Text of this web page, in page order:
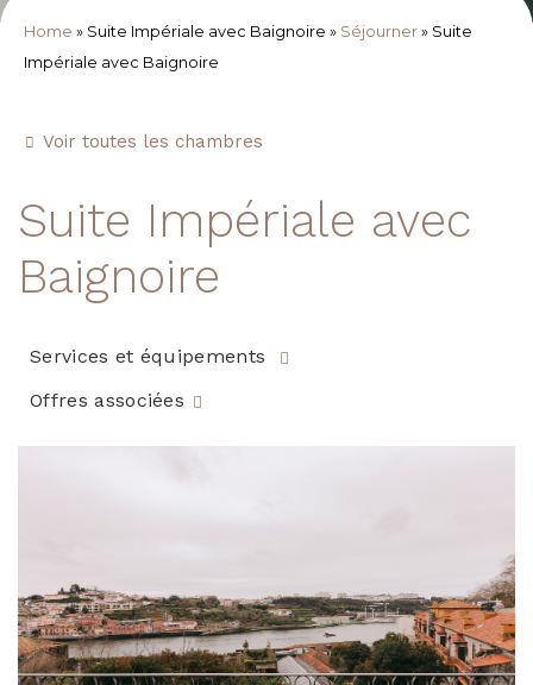
Home » Suite Impériale avec Baignoire » Séjourner » Suite
Impériale avec Baignoire
Voir toutes les chambres
Suite Impériale avec
Baignoire
Services et équipements
Offres associées